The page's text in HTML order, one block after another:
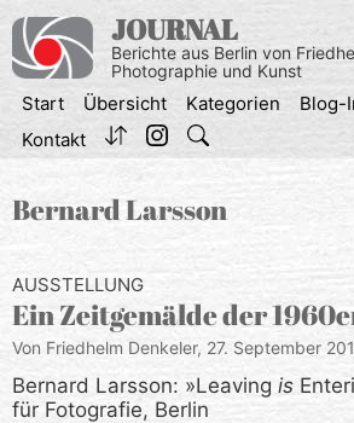
Inhalt
springen
JOURNAL
Berichte aus Berlin von
Photographie und Kunst
Start Übersicht Kategorien Blog-
Kontakt
Bernard Larsson
AUSSTELLUNG
Ein Zeitgemälde der
Von Friedhelm Denkeler, 27. September
Bernard Larsson: »Leaving is
für Fotografie, Berlin